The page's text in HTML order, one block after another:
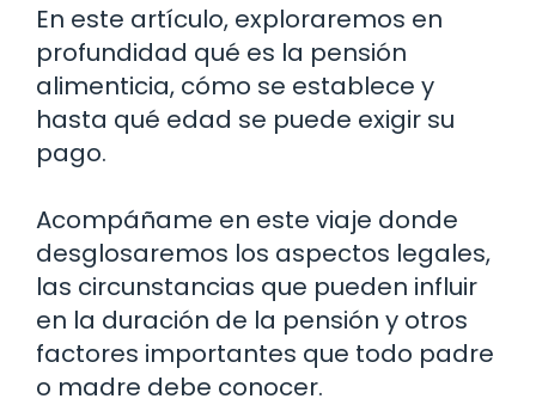
En este artículo, exploraremos en
profundidad qué es la pensión
alimenticia, cómo se establece y
hasta qué edad se puede exigir su
pago.
Acompáñame en este viaje donde
desglosaremos los aspectos legales,
las circunstancias que pueden influir
en la duración de la pensión y otros
factores importantes que todo padre
o madre debe conocer.